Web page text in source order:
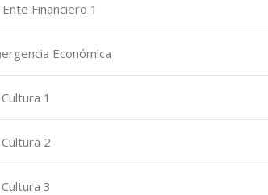
Financiero 1
Económica
1
2
3